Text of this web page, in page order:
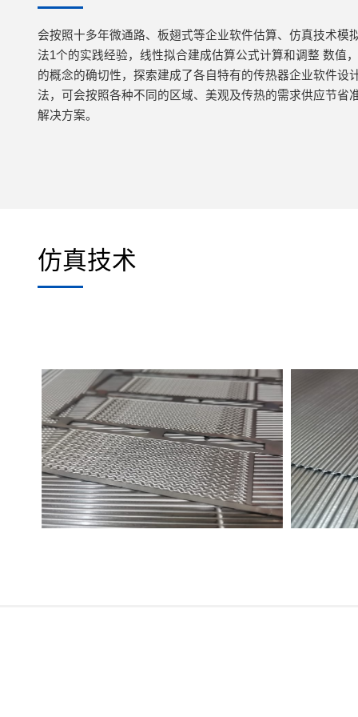
会按照十多年微通路、板翅式等企业软件估算、仿真技术模
法1个的实践经验，线性拟合建成估算公式计算和调整 数值
的概念的确切性，探索建成了各自特有的传热器企业软件设
法，可会按照各种不同的区域、美观及传热的需求供应节省
解决方案。
仿真技术